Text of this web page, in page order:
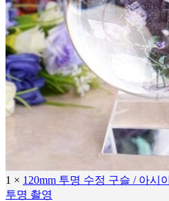
1 × 120mm 투명 수정 구슬 / 아시
투명 촬영